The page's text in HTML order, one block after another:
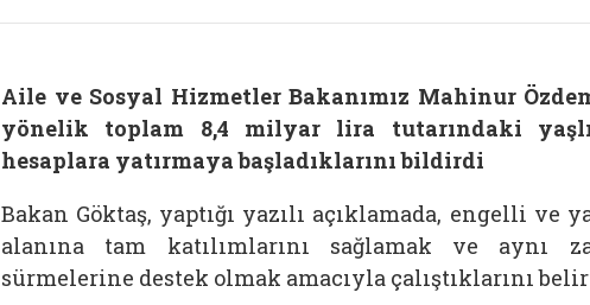
Aile ve Sosyal Hizmetler Bakanımız Mahinur
yönelik toplam 8,4 milyar lira tutarındaki
hesaplara yatırmaya başladıklarını bildirdi
Bakan Göktaş, yaptığı yazılı açıklamada, engelli ve
alanına tam katılımlarını sağlamak ve aynı
sürmelerine destek olmak amacıyla çalıştıklarını